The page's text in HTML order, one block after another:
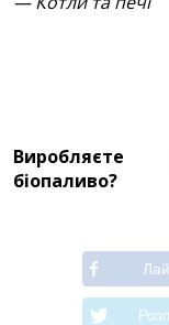
Виробляєте
біопаливо?